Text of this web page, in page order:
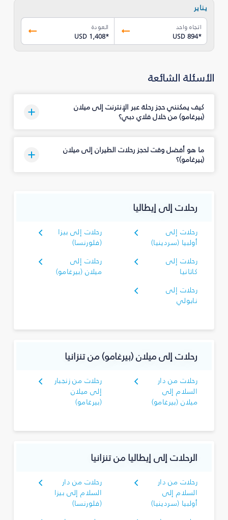
يناير
اتجاه واحد
USD 894*
العودة
USD 1,408*
الأسئلة الشائعة
كيف يمكنني حجز رحلة عبر الإنترنت إلى ميلان
(بيرغامو) من خلال فلاي دبي؟
ما هو أفضل وقت لحجز رحلات الطيران إلى ميلان
(بيرغامو)؟
رحلات إلى إيطاليا
رحلات إلى
أولبيا (سردينيا)
رحلات إلى بيزا
(فلورنسا)
رحلات إلى
كاتانيا
رحلات إلى
ميلان (بيرغامو)
رحلات إلى
نابولي
رحلات إلى ميلان (بيرغامو) من تنزانيا
رحلات من دار
السلام إلى
ميلان (بيرغامو)
رحلات من زنجبار
إلى ميلان
(بيرغامو)
الرحلات إلى إيطاليا من تنزانيا
رحلات من دار
السلام إلى
أولبيا (سردينيا)
رحلات من دار
السلام إلى بيزا
(فلورنسا)